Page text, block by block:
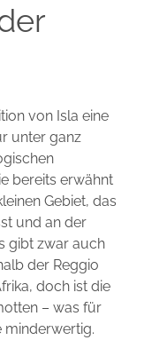
von Isla eine
unter ganz
bereits erwähnt
Gebiet, das
und an der
gibt zwar auch
der Reggio
doch ist die
– was für
minderwertig.